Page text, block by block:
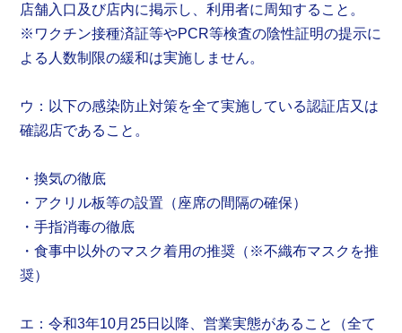
店舗入口及び店内に掲示し、利用者に周知すること。
※ワクチン接種済証等やPCR等検査の陰性証明の提示に
よる人数制限の緩和は実施しません。
ウ：以下の感染防止対策を全て実施している認証店又は
確認店であること。
・換気の徹底
・アクリル板等の設置（座席の間隔の確保）
・手指消毒の徹底
・食事中以外のマスク着用の推奨（※不織布マスクを推
奨）
エ：令和3年10月25日以降、営業実態があること（全て